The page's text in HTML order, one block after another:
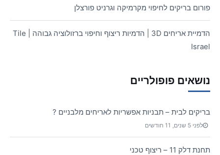
פורום בריקים לחיפוי מקרמיקה וגרניט פורצלן
הדמיית אריחים 3D | הדמיות ריצוף וחיפוי ברזולוציה גבוהה | Tile
Israel
נושאים פופולריים
בריקים לבית – תבניות אפשריות לאריחים מלבניים ?
לפני 5 שנים, 11 חודשים
תחנת דלק 11 – ריצוף טכני